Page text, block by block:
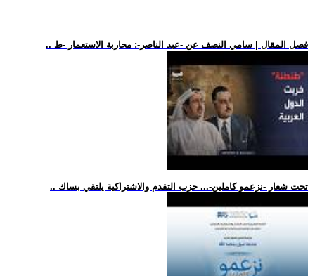
.. فصل المقال | سامي النصف عن -عبد الناصر-: محاربة الاستعمار -ط
.. تحت شعار -نزعمو كاملين-... حزب التقدم والاشتراكية يلتقي بساك